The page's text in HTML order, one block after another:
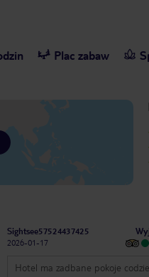
Plac zabaw
Sightsee57524437425
2026-01-17
Hotel ma zadbane pokoje